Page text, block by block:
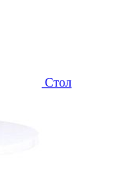
Стол